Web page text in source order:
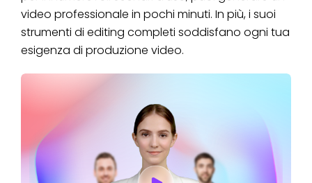
video professionale in pochi minuti. In più, i suoi
strumenti di editing completi soddisfano ogni tua
esigenza di produzione video.